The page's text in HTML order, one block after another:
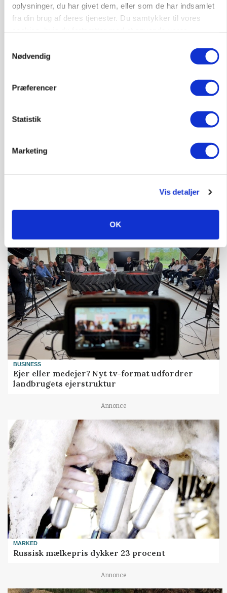
oplysninger, du har givet dem, eller som de har indsamlet
fra din brug af deres tjenester. Du samtykker til vores
Nødvendig
Præferencer
Statistik
Marketing
Vis detaljer
OK
konkurrence- og produktionsvilkår
MARKEDSFOKUS
Prisgab på 20 kroner pr. kg vokser: Polsk kylling
BUSINESS
Ejer eller medejer? Nyt tv-format udfordrer
landbrugets ejerstruktur
Annonce
MARKED
Russisk mælkepris dykker 23 procent
Annonce